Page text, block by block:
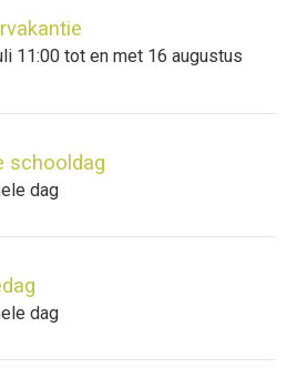
11:00 tot en met 16 augustus
schooldag
dag
dag